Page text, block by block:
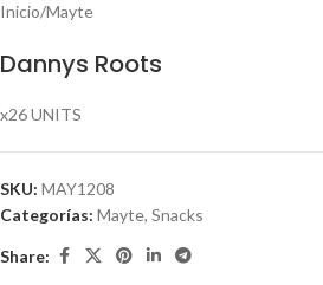
Inicio/Mayte
Dannys Roots
x26 UNITS
SKU: MAY1208
Categorías: Mayte, Snacks
Share: